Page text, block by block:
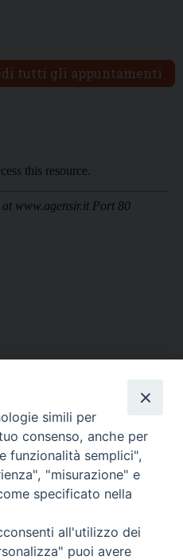
tutti gli appuntamenti
DI ALBANO
- Fax.: 06.9323844
Ore: 9:00 - 13:00
Ore 9:30 - 12:30
simili per
consenso, anche per
funzionalità semplici",
"misurazione" e
specificato nella
all'utilizzo dei
puoi avere